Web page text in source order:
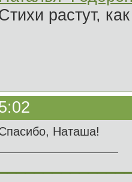
растут,
Наташа!